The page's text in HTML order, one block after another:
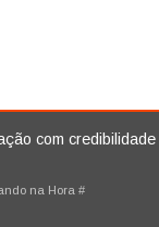
com credibilidade
na Hora #